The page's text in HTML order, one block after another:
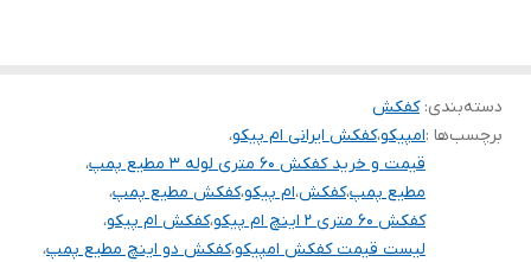
دسته‌بندی:کفکش
برچسب‌ها :امپیکو،کفکش ایرانی ام پیکو،
قیمت و خرید کفکش 60 متری لوله 3 مطیع پمپ
،
مطیع پمپ،کفکش،ام پیکو،کفکش مطیع پمپ،
کفکش 60 متری 2 اینچ ام پیکو
،کفکش ام پیکو،
لیست قیمت کفکش امپیکو،کفکش دو اینچ مطیع پمپ،